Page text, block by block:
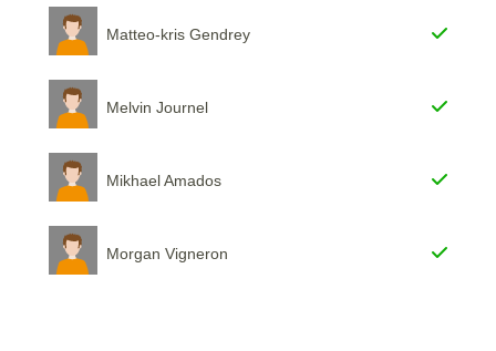
Matteo-kris Gendrey
Melvin Journel
Mikhael Amados
Morgan Vigneron